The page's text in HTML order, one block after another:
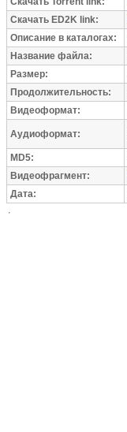
Скачать ED2K link:
Описание в каталогах:
Название файла:
Размер:
Продолжительность:
Видеоформат:
Аудиоформат:
MD5:
Видеофрагмент:
Дата: